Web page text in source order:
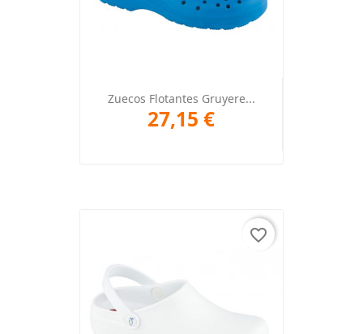
Zuecos Flotantes Gruyere...
27,15 €
favorite_border